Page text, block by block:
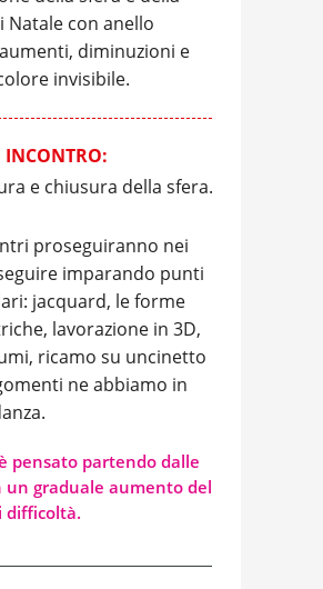
Natale con anello
diminuzioni e
invisibile.
INCONTRO:
e chiusura della sfera.
proseguiranno nei
imparando punti
jacquard, le forme
lavorazione in 3D,
ricamo su uncinetto
ne abbiamo in
pensato partendo dalle
un graduale aumento del
difficoltà.